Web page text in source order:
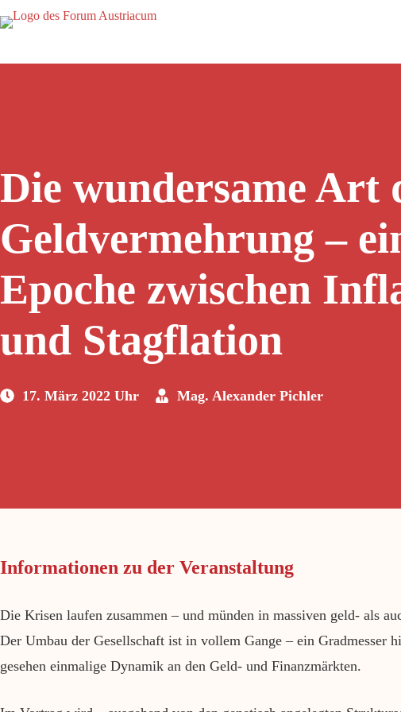
Die wundersame Art
Geldvermehrung –
Epoche zwischen
und Stagflation
17. März 2022 Uhr Mag. Alexander Pichler
Informationen zu der Veranstaltung
Die Krisen laufen zusammen – und münden in massiven geld- als
Der Umbau der Gesellschaft ist in vollem Gange – ein Gradmesser
gesehen einmalige Dynamik an den Geld- und Finanzmärkten.